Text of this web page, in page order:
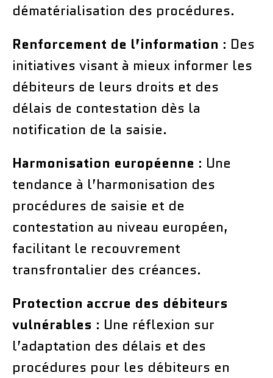
dématérialisation des procédures.
Renforcement de l’information : Des
initiatives visant à mieux informer les
débiteurs de leurs droits et des
délais de contestation dès la
notification de la saisie.
Harmonisation européenne : Une
tendance à l’harmonisation des
procédures de saisie et de
contestation au niveau européen,
facilitant le recouvrement
transfrontalier des créances.
Protection accrue des débiteurs
vulnérables : Une réflexion sur
l’adaptation des délais et des
procédures pour les débiteurs en